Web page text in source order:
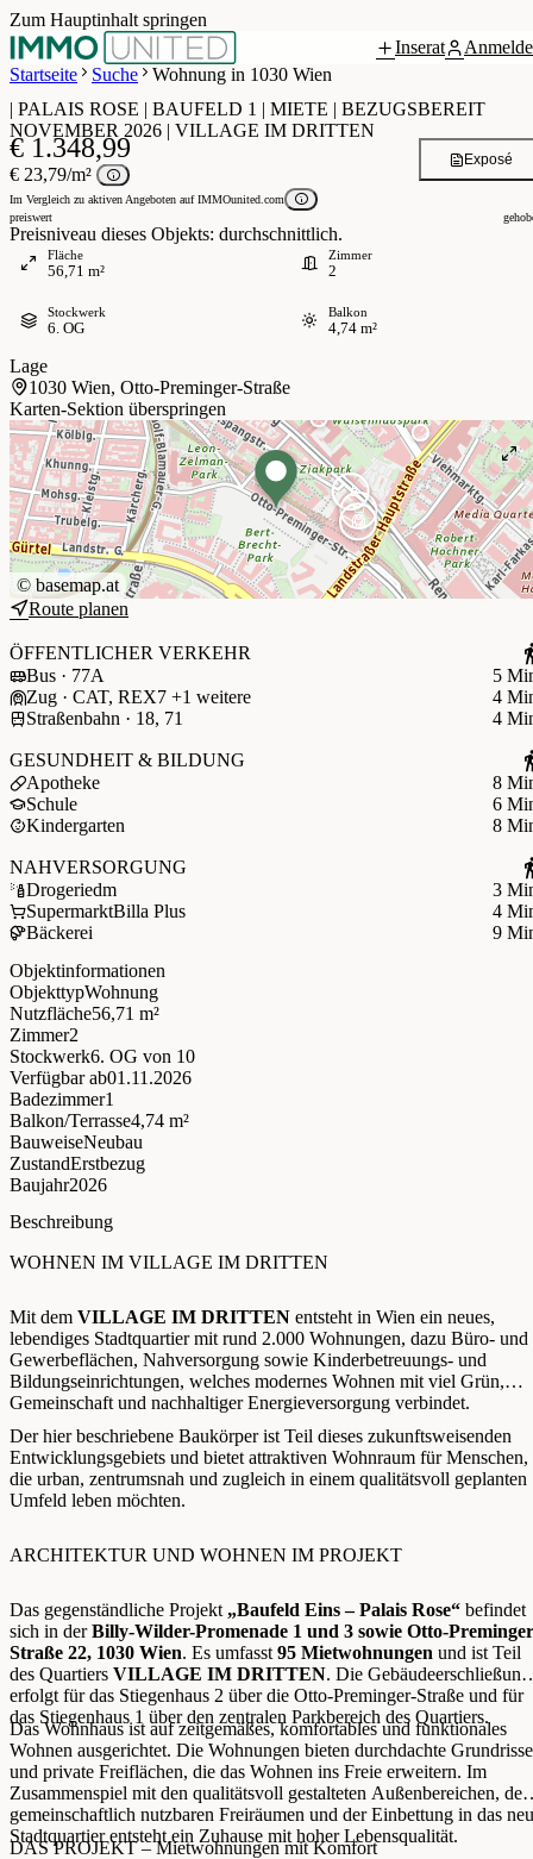
Zum Hauptinhalt springen
Inserat
Startseite
Suche Wohnung in 1030 Wien
Grundriss
| PALAIS ROSE | BAUFELD 1 | MIETE | BEZUGSBEREIT
NOVEMBER 2026 | VILLAGE IM DRITTEN
€ 1.348,99
€ 23,79/m²
Im Vergleich zu aktiven Angeboten auf IMMOunited.com
preiswert
Preisniveau dieses Objekts: durchschnittlich.
Exposé
Fläche
56,71 m²
Zimmer
2
Stockwerk
6. OG
Balkon
4,74 m²
Lage
1030 Wien, Otto-Preminger-Straße
Karten-Sektion überspringen
© basemap.at
Route planen
ÖFFENTLICHER VERKEHR
Bus · 77A
5
Zug · CAT, REX7 +1 weitere
4
Straßenbahn · 18, 71
4
GESUNDHEIT & BILDUNG
Apotheke
8
Schule
6
Kindergarten
8
NAHVERSORGUNG
Drogeriedm
3
SupermarktBilla Plus
4
Bäckerei
9
Objektinformationen
ObjekttypWohnung
Nutzfläche56,71 m²
Zimmer2
Stockwerk6. OG von 10
Verfügbar ab01.11.2026
Badezimmer1
Balkon/Terrasse4,74 m²
BauweiseNeubau
ZustandErstbezug
Baujahr2026
Beschreibung
WOHNEN IM VILLAGE IM DRITTEN
Mit dem VILLAGE IM DRITTEN entsteht in Wien ein neues,
lebendiges Stadtquartier mit rund 2.000 Wohnungen, dazu Büro- und
Gewerbeflächen, Nahversorgung sowie Kinderbetreuungs- und
Bildungseinrichtungen, welches modernes Wohnen mit viel Grün,
Gemeinschaft und nachhaltiger Energieversorgung verbindet.
Der hier beschriebene Baukörper ist Teil dieses zukunftsweisenden
Entwicklungsgebiets und bietet attraktiven Wohnraum für Menschen,
die urban, zentrumsnah und zugleich in einem qualitätsvoll geplanten
Umfeld leben möchten.
ARCHITEKTUR UND WOHNEN IM PROJEKT
Das gegenständliche Projekt „Baufeld Eins – Palais Rose“ befindet
sich in derBilly-Wilder-Promenade 1 und 3 sowie Otto-
Straße 22, 1030 Wien. Es umfasst 95 Mietwohnungen und ist Teil
des Quartiers VILLAGE IM DRITTEN. Die Gebäudeerschließung
erfolgt für das Stiegenhaus 2 über die Otto-Preminger-Straße und für
das Stiegenhaus 1 über den zentralen Parkbereich des Quartiers.
Das Wohnhaus ist auf zeitgemäßes, komfortables und funktionales
Wohnen ausgerichtet. Die Wohnungen bieten durchdachte Grundrisse
und private Freiflächen, die das Wohnen ins Freie erweitern. Im
Zusammenspiel mit den qualitätsvoll gestalteten Außenbereichen, den
gemeinschaftlich nutzbaren Freiräumen und der Einbettung in das
Stadtquartier entsteht ein Zuhause mit hoher Lebensqualität.
DAS PROJEKT – Mietwohnungen mit Komfort